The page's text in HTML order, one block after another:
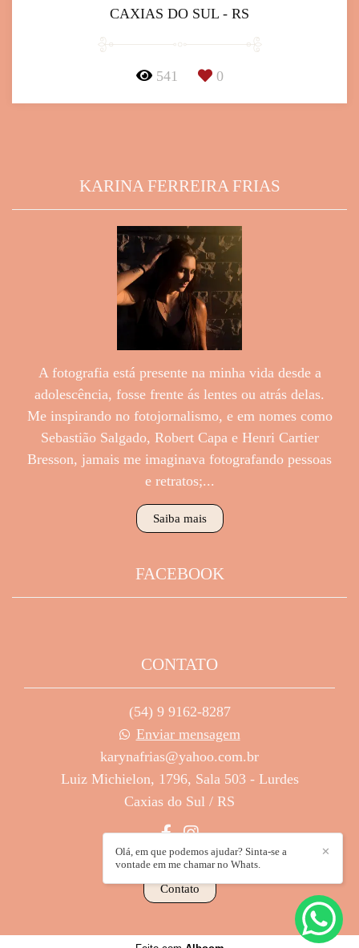
CAXIAS DO SUL - RS
541 0
KARINA FERREIRA FRIAS
A fotografia está presente na minha vida desde a
adolescência, fosse frente ás lentes ou atrás delas.
Me inspirando no fotojornalismo, e em nomes como
Sebastião Salgado, Robert Capa e Henri Cartier
Bresson, jamais me imaginava fotografando pessoas
e retratos;...
Saiba mais
FACEBOOK
CONTATO
(54) 9 9162-8287
Enviar mensagem
karynafrias@yahoo.com.br
Luiz Michielon, 1796, Sala 503 - Lurdes
Caxias do Sul / RS
Contato
✕
Olá, em que podemos ajudar? Sinta-se a
vontade em me chamar no Whats.